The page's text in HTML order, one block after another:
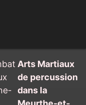
Arts Martiaux
de percussion
dans la